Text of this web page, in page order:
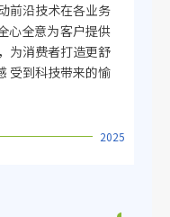
前沿技术在各业务
心全意为客户提供
为消费者打造更舒
受到科技带来的愉
2025